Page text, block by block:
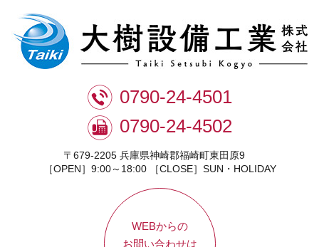
0790-24-4501
0790-24-4502
〒679-2205 兵庫県神崎郡福崎町東田原9
［OPEN］9:00～18:00 ［CLOSE］SUN・HOLIDAY
WEBからの
お問い合わせは